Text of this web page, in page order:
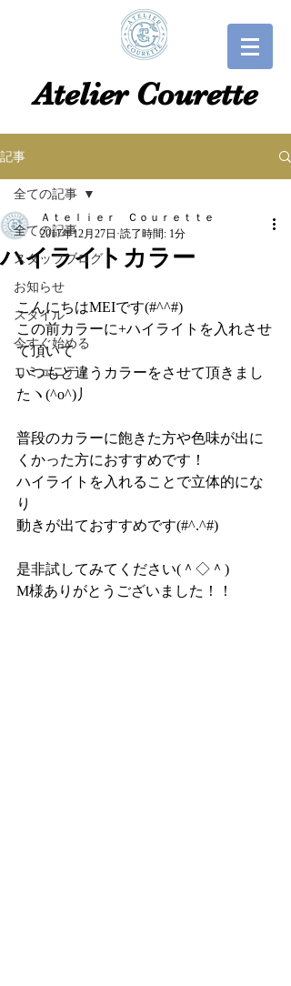
​​Atelier Courette​
記事
全ての記事
スタッフブログ
お知らせ
スタイル
今すぐ始める
コミュニティ
全ての記事
ハイライトカラー
Ａｔｅｌｉｅｒ Ｃｏｕｒｅｔｔｅ
2017年12月27日 読了時間: 1分
こんにちはMEIです(#^^#)
この前カラーに+ハイライトを入れさせ
て頂いて
いつもと違うカラーをさせて頂きまし
たヽ(^o^)丿
普段のカラーに飽きた方や色味が出に
くかった方におすすめです！
ハイライトを入れることで立体的にな
り
動きが出ておすすめです(#^.^#)
是非試してみてください(＾◇＾)
M様ありがとうございました！！